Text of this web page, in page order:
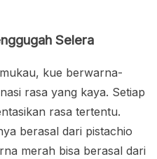
Selera
kue berwarna-
rasa yang kaya. Setiap
rasa tertentu.
berasal dari pistachio
merah bisa berasal dari